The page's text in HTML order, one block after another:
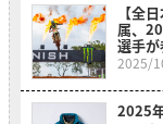
【全
属、
選手が
2025/
2025